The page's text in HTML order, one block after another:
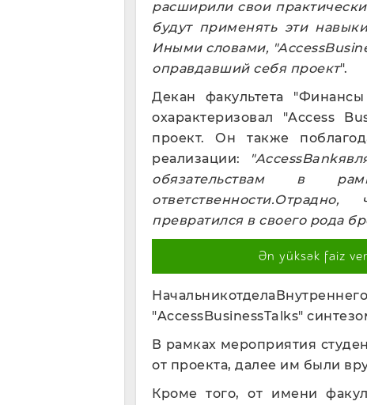
расширили свои
будут применять эти
Иными словами, "
оправдавший себя проект".
Декан факультета
охарактеризовал "Access
проект. Он также
реализации:
"AccessBank
обязательствам в
превратился в своего рода
Ən yüksək faiz
"AccessBusinessTalks"
В рамках мероприятия
от проекта, далее им были
Кроме того, от имени